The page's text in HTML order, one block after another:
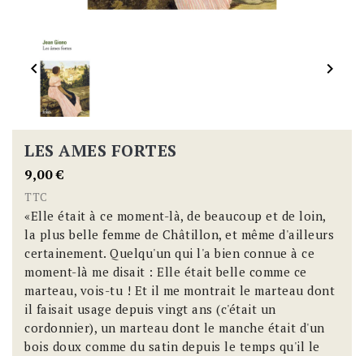
 
LES AMES FORTES
9,00 €
TTC
«Elle était à ce moment-là, de beaucoup et de loin,
la plus belle femme de Châtillon, et même d'ailleurs
certainement. Quelqu'un qui l'a bien connue à ce
moment-là me disait : Elle était belle comme ce
marteau, vois-tu ! Et il me montrait le marteau dont
il faisait usage depuis vingt ans (c'était un
cordonnier), un marteau dont le manche était d'un
bois doux comme du satin depuis le temps qu'il le